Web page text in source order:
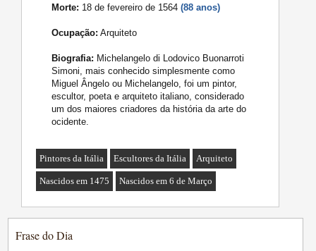
Morte: 18 de fevereiro de 1564(88 anos)
Ocupação: Arquiteto
Biografia: Michelangelo di Lodovico Buonarroti
Simoni, mais conhecido simplesmente como
Miguel Ângelo ou Michelangelo, foi um pintor,
escultor, poeta e arquiteto italiano, considerado
um dos maiores criadores da história da arte do
ocidente.
Pintores da Itália Escultores da Itália Arquiteto
Nascidos em 1475 Nascidos em 6 de Março
Frase do Dia